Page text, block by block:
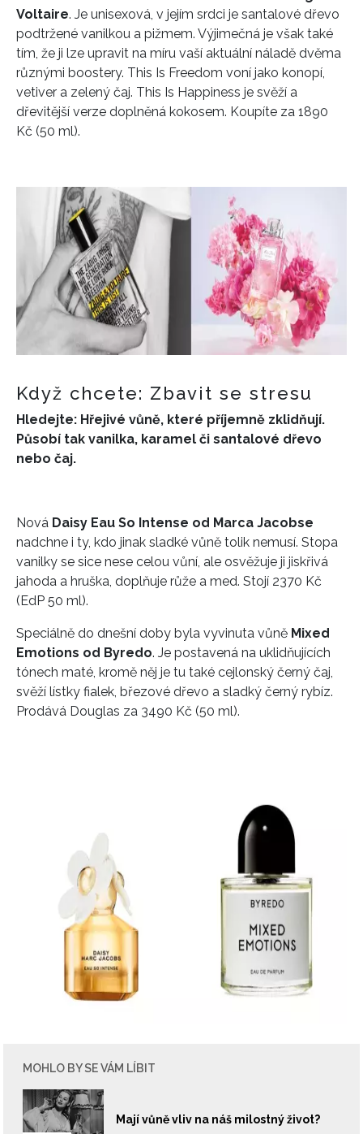
Voltaire. Je unisexová, v jejím srdci je santalové dřevo
podtržené vanilkou a pižmem. Výjimečná je však také
tím, že ji lze upravit na míru vaší aktuální náladě dvěma
různými boostery. This Is Freedom voní jako konopí,
vetiver a zelený čaj. This Is Happiness je svěží a
dřevitější verze doplněná kokosem. Koupíte za 1890
Kč (50 ml).
Když chcete: Zbavit se stresu
Hledejte: Hřejivé vůně, které příjemně zklidňují.
Působí tak vanilka, karamel či santalové dřevo
nebo čaj.
Nová Daisy Eau So Intense od Marca Jacobse
nadchne i ty, kdo jinak sladké vůně tolik nemusí. Stopa
vanilky se sice nese celou vůní, ale osvěžuje ji jiskřivá
jahoda a hruška, doplňuje růže a med. Stojí 2370 Kč
(EdP 50 ml).
Speciálně do dnešní doby byla vyvinuta vůně Mixed
Emotions od Byredo. Je postavená na uklidňujících
tónech maté, kromě něj je tu také cejlonský černý čaj,
svěží lístky fialek, březové dřevo a sladký černý rybíz.
Prodává Douglas za 3490 Kč (50 ml).
MOHLO BY SE VÁM LÍBIT
Mají vůně vliv na náš milostný život?